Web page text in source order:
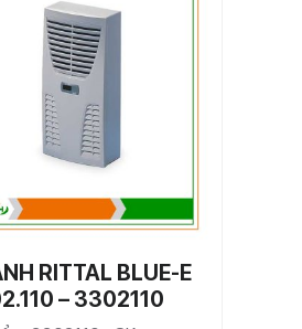
RITTAL BLUE-E
– 3302110